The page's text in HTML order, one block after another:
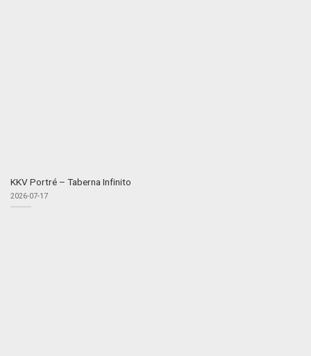
KKV Portré – Taberna Infinito
2026-07-17